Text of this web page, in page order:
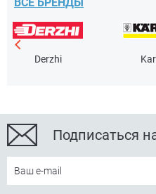
Derzhi
Подписаться